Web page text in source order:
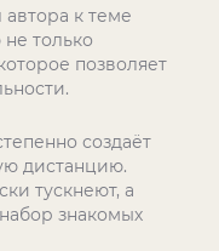
к теме
только
позволяет
создаёт
дистанцию.
тускнеют, а
знакомых